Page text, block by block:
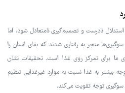
نادرست و تصمیم‌گیری نامتعادل شود، اما
منجر به رفتاری شدند که بقای انسان را
ما برای تمرکز روی غذا است. تحقیقات نشان
بیشتر به غذا نسبت به موارد غیرغذایی تنظیم
توجه تقویت می‌کند.